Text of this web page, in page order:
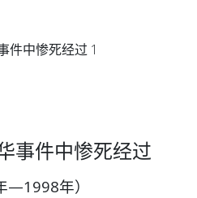
件中惨死经过 1
事件中惨死经过
—1998年）